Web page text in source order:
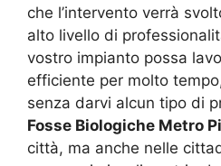
che l’intervento verrà
alto livello di
vostro impianto possa
efficiente per molto
senza darvi alcun tipo di
Fosse Biologiche Metro
città, ma anche nelle